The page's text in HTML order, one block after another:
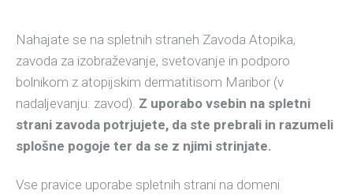
Nahajate se na spletnih straneh Zavoda Atopika,
zavoda za izobraževanje, svetovanje in podporo
bolnikom z atopijskim dermatitisom Maribor (v
nadaljevanju: zavod). Z uporabo vsebin na spletni
strani zavoda potrjujete, da ste prebrali in razumeli
splošne pogoje ter da se z njimi strinjate.
Vse pravice uporabe spletnih strani na domeni